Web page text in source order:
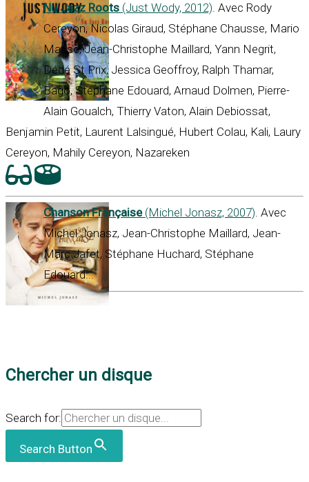
Nu Jazz Roots (Just Wody, 2012). Avec Rody
Cereyon, Nicolas Giraud, Stéphane Chausse, Mario
Masse, Jean-Christophe Maillard, Yann Negrit,
Dédé St Prix, Jessica Geoffroy, Ralph Thamar,
Bago, Stéphane Edouard, Arnaud Dolmen, Pierre-
Alain Goualch, Thierry Vaton, Alain Debiossat,
Benjamin Petit, Laurent Lalsingué, Hubert Colau, Kali, Laury
Cereyon, Mahily Cereyon, Nazareken
Chanson Française(Michel Jonasz, 2007). Avec
Michel Jonasz, Jean-Christophe Maillard, Jean-
Marc Jafet, Stéphane Huchard, Stéphane
Edouard...
Chercher un disque
Search for:
Search Button